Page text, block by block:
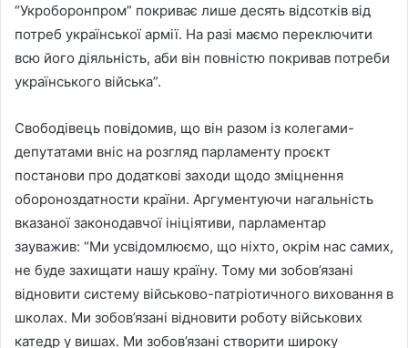
“Укроборонпром” покриває лише десять відсотків від
потреб української армії. На разі маємо переключити
всю його діяльність, аби він повністю покривав потреби
українського війська”.
Свободівець повідомив, що він разом із колегами-
депутатами вніс на розгляд парламенту проєкт
постанови про додаткові заходи щодо зміцнення
обороноздатности країни. Аргументуючи нагальність
вказаної законодавчої ініціятиви, парламентар
зауважив: “Ми усвідомлюємо, що ніхто, окрім нас самих,
не буде захищати нашу країну. Тому ми зобов’язані
відновити систему військово-патріотичного виховання в
школах. Ми зобов’язані відновити роботу військових
катедр у вишах. Ми зобов’язані створити широку